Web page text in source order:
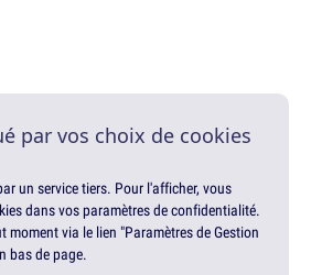
par vos choix de cookies
un service tiers. Pour l'afficher, vous
dans vos paramètres de confidentialité.
moment via le lien "Paramètres de Gestion
bas de page.